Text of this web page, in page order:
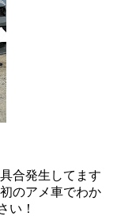
合発生してます
のアメ車でわか
い！